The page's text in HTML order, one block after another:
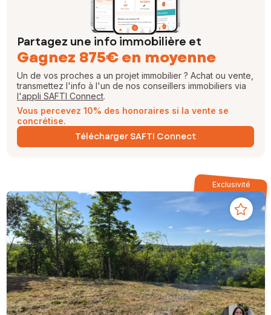
Partagez une info immobilière et
Gagnez 875€ en moyenne
Un de vos proches a un projet immobilier ? Achat ou vente,
transmettez l'info à l'un de nos conseillers immobiliers via
l'appli SAFTI Connect.
Vous percevez 10% des honoraires si la vente se
concrétise.
Télécharger SAFTI Connect
Exclusivité